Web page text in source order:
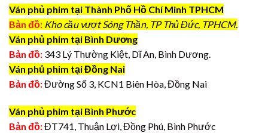
Ván phủ phim tại Thành Phố Hồ Chí Minh TPHCM
Bản đồ: Kho cầu vượt Sóng Thần, TP Thủ Đức, TPHCM.
Ván phủ phim tại Bình Dương
Bản đồ: 343 Lý Thường Kiệt, Dĩ An, Bình Dương.
Ván phủ phim tại Đồng Nai
Bản đồ:Đường Số 3, KCN1 Biên Hòa, Đồng Nai
Ván phủ phim tại Bình Phước
Bản đồ:ĐT741, Thuận Lợi, Đồng Phú, Bình Phước